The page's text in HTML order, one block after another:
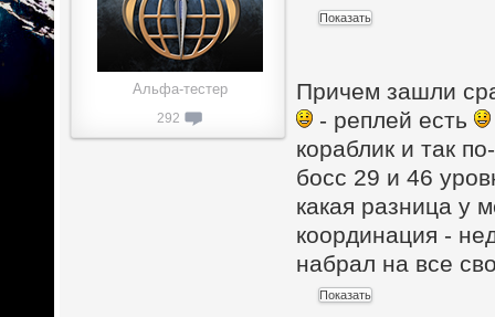
Причем зашли
- реплей есть
кораблик и так
босс 29 и 46
какая разница у
координация -
набрал на все
Альфа-тестер
292